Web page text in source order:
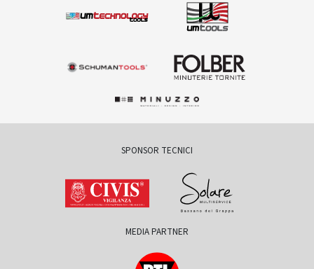
SPONSOR TECNICI
MEDIA PARTNER